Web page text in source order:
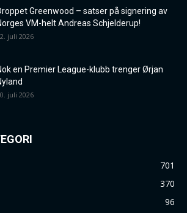
Greenwood – satser på signering av
VM-helt Andreas Schjelderup!
juli 2026
en Premier League-klubb trenger Ørjan
juli 2026
701
370
96